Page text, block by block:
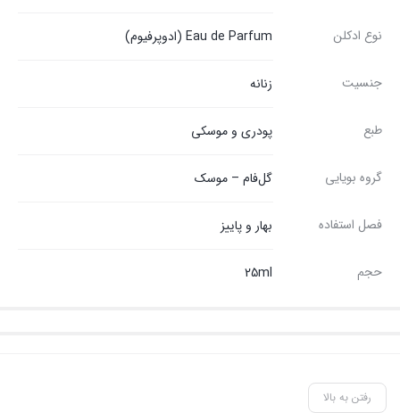
نوع ادکلن Eau de Parfum (ادوپرفیوم)
جنسیت زنانه
طبع پودری و موسکی
گروه بویایی گل‌فام – موسک
فصل استفاده بهار و پاییز
حجم 25ml
رفتن به بالا